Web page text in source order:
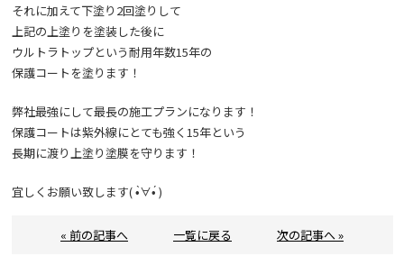
それに加えて下塗り2回塗りして
上記の上塗りを塗装した後に
ウルトラトップという耐用年数15年の
保護コートを塗ります！
弊社最強にして最長の施工プランになります！
保護コートは紫外線にとても強く15年という
長期に渡り上塗り塗膜を守ります！
宜しくお願い致します( •̀∀•́ )
« 前の記事へ 一覧に戻る 次の記事へ »